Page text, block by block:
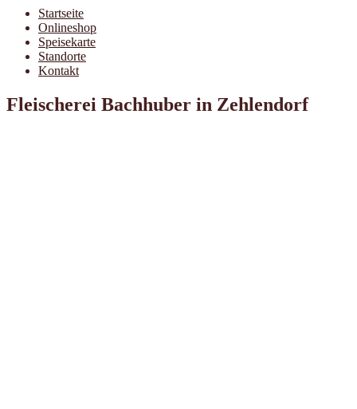
Startseite
Onlineshop
Speisekarte
Standorte
Kontakt
Fleischerei Bachhuber in Zehlendorf